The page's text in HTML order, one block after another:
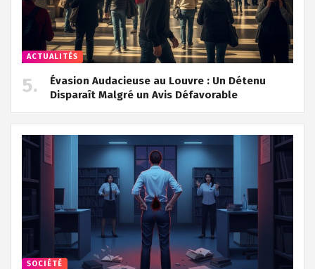
ACTUALITÉS
Évasion Audacieuse au Louvre : Un Détenu
Disparaît Malgré un Avis Défavorable
SOCIÉTÉ